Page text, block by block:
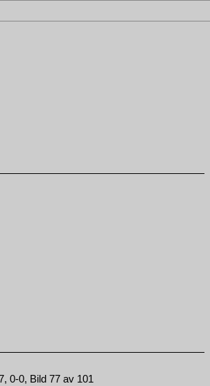
0-0, Bild 77 av 101